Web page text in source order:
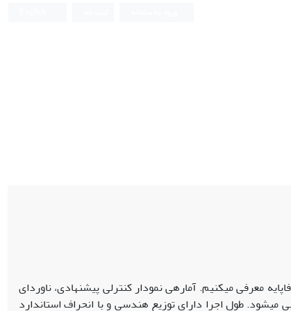
معرفی می‏کنیم. آماره‏ی نمودار کنترلی پیشنهادی، ناوردای
می‏شود. طول اجرا دارای توزیع هندسی و با انحراف استاندارد